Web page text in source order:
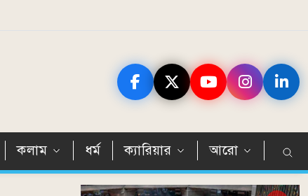
কলাম ধর্ম ক্যারিয়ার আরো